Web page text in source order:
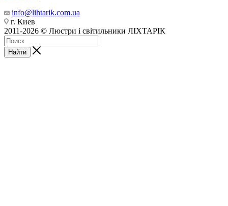
info@lihtarik.com.ua
г. Киев
2011-2026 © Люстри і світильники ЛІХТАРІК
Найти